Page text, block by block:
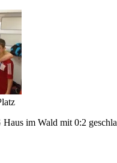
im Wald mit 0:2